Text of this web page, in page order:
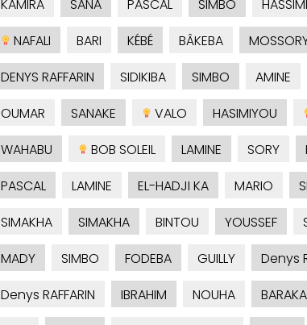
KAMIRA
SANA PASCAL SIMBO HASSIMI
NAFALI
BARI KÉBÉ BÂKEBA
DENYS RAFFARIN
SIDIKIBA SIMBO AMINE
OUMAR
SANAKE VALO HASIMIYOU
WAHABU
BOB SOLEIL LAMINE SORY
PASCAL
LAMINE EL-HADJI KA MARIO
SIMAKHA
SIMAKHA BINTOU YOUSSEF
MADY
SIMBO FODEBA GUILLY
Denys
Denys RAFFARIN
IBRAHIM NOUHA BARAKA